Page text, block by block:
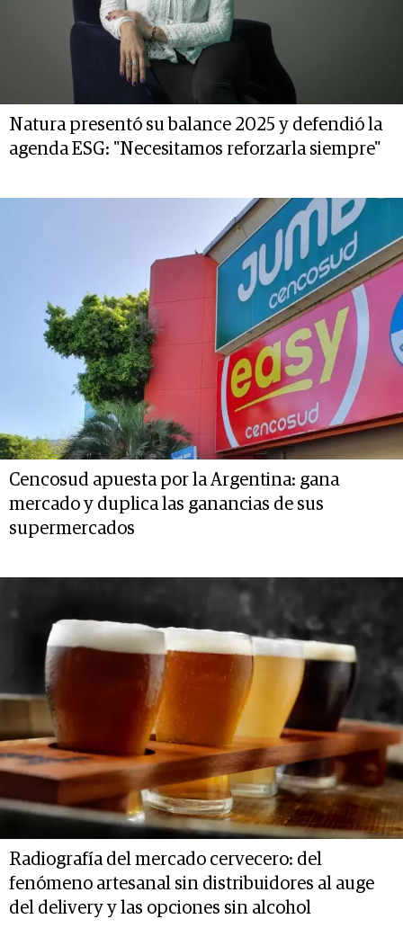
Natura presentó su balance 2025 y defendió la
agenda ESG: "Necesitamos reforzarla siempre"
Cencosud apuesta por la Argentina: gana
mercado y duplica las ganancias de sus
supermercados
Radiografía del mercado cervecero: del
fenómeno artesanal sin distribuidores al auge
del delivery y las opciones sin alcohol